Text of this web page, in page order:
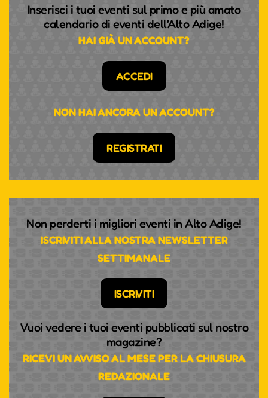
Inserisci i tuoi eventi sul primo e più amato
calendario di eventi dell'Alto Adige!
HAI GIÀ UN ACCOUNT?
ACCEDI
NON HAI ANCORA UN ACCOUNT?
REGISTRATI
Non perderti i migliori eventi in Alto Adige!
ISCRIVITI ALLA NOSTRA NEWSLETTER
SETTIMANALE
ISCRIVITI
Vuoi vedere i tuoi eventi pubblicati sul nostro
magazine?
RICEVI UN AVVISO AL MESE PER LA CHIUSURA
REDAZIONALE